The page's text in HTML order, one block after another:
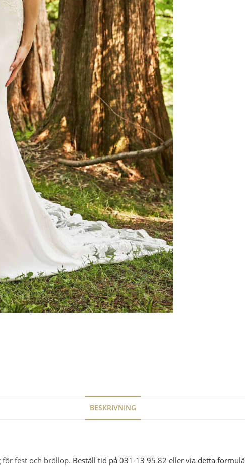
BESKRIVNING
för fest och bröllop. Beställ tid på 031-13 95 82 eller via detta